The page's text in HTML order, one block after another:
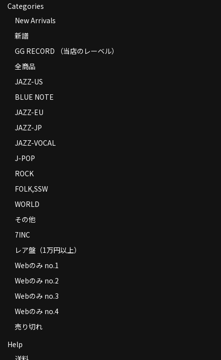
Privacy Policy
特定商取引法に基づく表示
Contact
Categories
New Arrivals
新譜
GG RECORD （当店のレーベル）
全商品
JAZZ-US
BLUE NOTE
JAZZ-EU
JAZZ-JP
JAZZ-VOCAL
J-POP
ROCK
FOLK,SSW
WORLD
その他
7INC
レア盤（1万円以上）
Webのみ no.1
Webのみ no.2
Webのみ no.3
Webのみ no.4
売り切れ
Help